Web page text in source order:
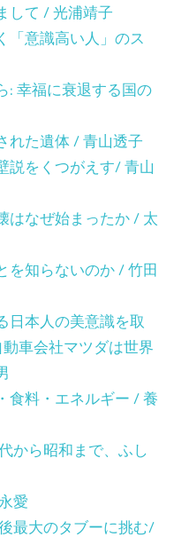
して / 光浦靖子
「意識高い人」のス
: 幸福に衰退する国の
れた遺体 / 青山透子
説をくつがえす/ 青山
はなぜ始まったか / 太
を知らないのか / 竹田
日本人の美意識を取
車会社マツダは世界
料・エネルギー / 養
から昭和まで、ふし
愛
最大のタブーに挑む/